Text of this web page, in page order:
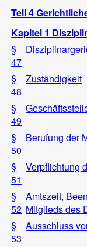
Teil 4
Kapitel 1
§
47
§
48
Zuständigkeit
§
49
§
50
Berufung der
§
51
Verpflichtung
§
52
Amtszeit,
Mitglieds des
§
53
Ausschluss